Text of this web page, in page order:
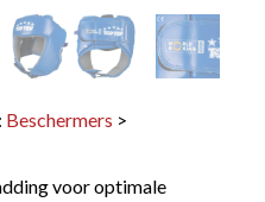
Beschermers >
voor optimale